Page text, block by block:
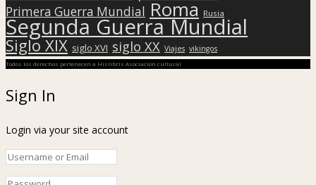
Primera Guerra Mundial Roma Rusia
Segunda Guerra Mundial
Siglo XIX siglo XVI siglo XX Viajes vikingos
Todos los derechos pertenecen a Hislibris Asociación cultural
Sign In
Login via your site account